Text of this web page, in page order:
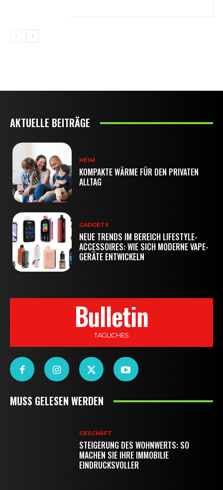
AKTUELLE BEITRÄGE
HEIM
KOMPAKTE WÄRME FÜR DEN PRIVATEN
ALLTAG
GADGETS
NEUE TRENDS IM BEREICH LIFESTYLE-
ACCESSOIRES: WIE SICH MODERNE VAPE-
GERÄTE ENTWICKELN
Bulletin
TAGLICHES
MUSS GELESEN WERDEN
GESCHÄFT
STEIGERUNG DES WOHNWERTS: SO
MACHEN SIE IHRE IMMOBILIE
EINDRUCKSVOLLER